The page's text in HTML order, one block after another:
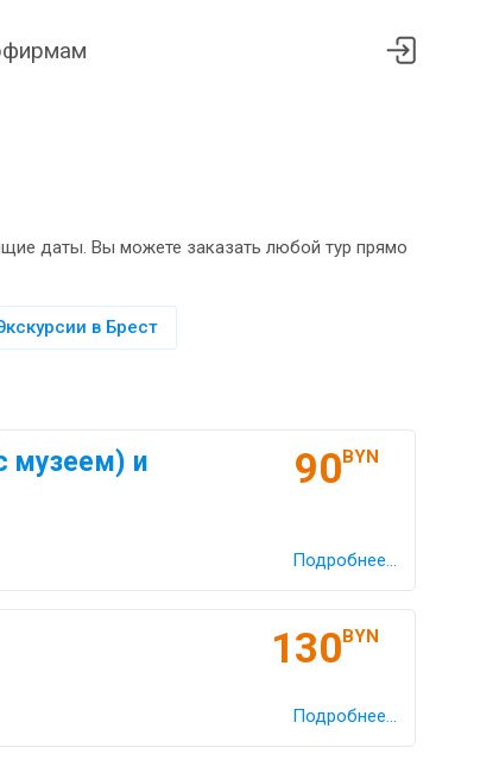
даты. Вы можете заказать любой тур прямо
в Брест
музеем) и
90BYN
Подробнее...
130BYN
Подробнее...